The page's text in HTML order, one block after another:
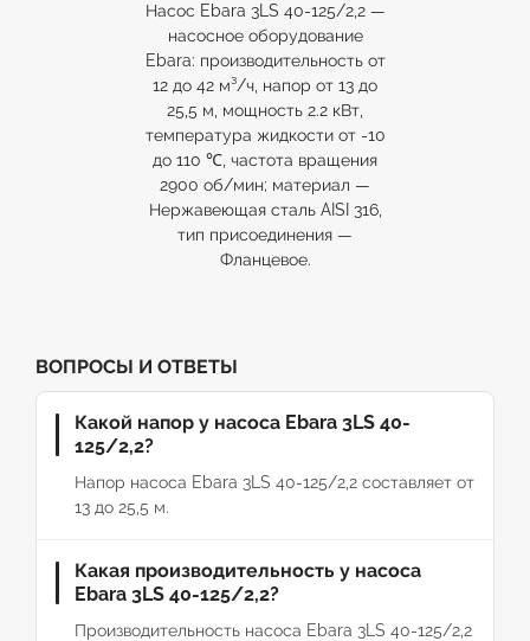
Насос Ebara 3LS 40-125/2,2 —
насосное оборудование
Ebara: производительность от
12 до 42 м³/ч, напор от 13 до
25,5 м, мощность 2.2 кВт,
температура жидкости от -10
до 110 ℃, частота вращения
2900 об/мин; материал —
Нержавеющая сталь AISI 316,
тип присоединения —
Фланцевое.
ВОПРОСЫ И ОТВЕТЫ
Какой напор у насоса Ebara 3LS 40-
125/2,2?
Напор насоса Ebara 3LS 40-125/2,2 составляет от
13 до 25,5 м.
Какая производительность у насоса
Ebara 3LS 40-125/2,2?
Производительность насоса Ebara 3LS 40-125/2,2